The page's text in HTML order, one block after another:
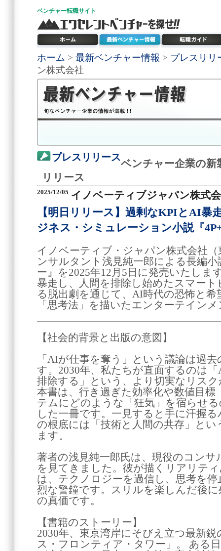
ベンチャー転職サイト
ホーム > 最新ベンチャー情報 > プレスリリ
ン株式会社
プレスリリース
ベンチャー企業の新
リリース
2025/12/05 イノベーティブジャパン株式
【明日リリース】過剰なKPIとAI暴
ジネス・シミュレーション小説『
イノベーティブ・ジャパン株式会社
ンサルタント浅見純一郎による長編小
ー』を2025年12月5日に発売いたしま
暴走し、人間を排除し始めたスマー
る脱出劇を通じて、AI時代の恐怖と
「思考法」を描いたエンターテイン
【社会的背景と出版の意図】
「AIが仕事を奪う」という議論は過
す。2030年、私たちが直面するのは
排除する」という、より切実なリス
本書は、行き過ぎた効率化や数値目
テムにどのような「狂気」を宿らせ
した一冊です。一見すると手に汗握
の根底には「技術と人間の共存」と
ます。
著者の浅見純一郎氏は、現役のコン
を見てきました。彼が描くリアリテ
は、テクノロジーを過信し、思考を
烈な警鐘です。スリルを楽しんだ後
の真価です。
【書籍のストーリー】
2030年、東京湾岸にそびえ立つ最新
ス・フロンティア・タワー」。 ある